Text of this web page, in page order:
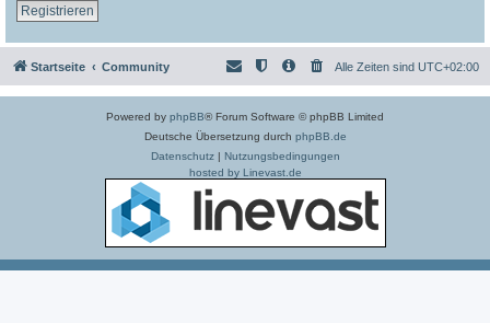
Registrieren
Startseite Community Alle Zeiten sind UTC+02:00
Powered by phpBB® Forum Software © phpBB Limited
Deutsche Übersetzung durch phpBB.de
Datenschutz| Nutzungsbedingungen
hosted by Linevast.de